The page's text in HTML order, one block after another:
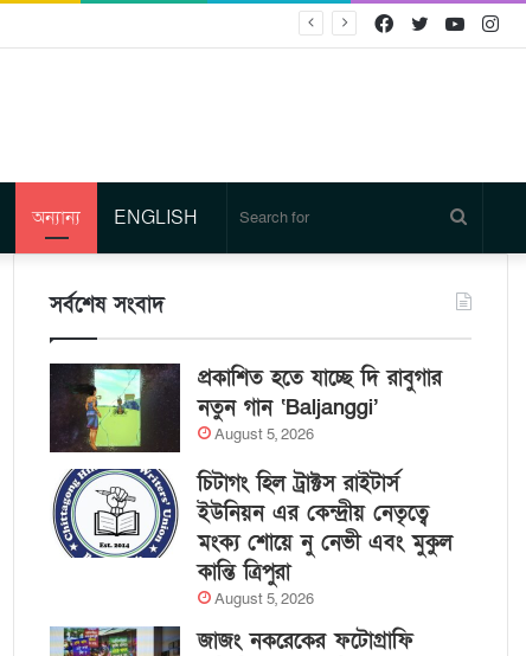
Twitter
Facebook
অন্যান্য ENGLISH
for
সর্বশেষ সংবাদ
প্রকাশিত হতে যাচ্ছে দি রাবুগার
নতুন গান ‘Baljanggi’
August 5, 2026
চিটাগং হিল ট্রাক্টস রাইটার্স
ইউনিয়ন এর কেন্দ্রীয় নেতৃত্বে
মংক্য শোয়ে নু নেভী এবং মুকুল
কান্তি ত্রিপুরা
August 5, 2026
জাজং নকরেকের ফটোগ্রাফি